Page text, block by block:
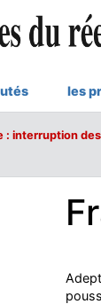
les
interruption